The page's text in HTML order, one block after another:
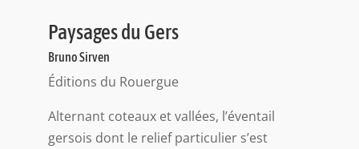
Paysages du Gers
Bruno Sirven
Éditions du Rouergue
Alternant coteaux et vallées, l’éventail
gersois dont le relief particulier s’est